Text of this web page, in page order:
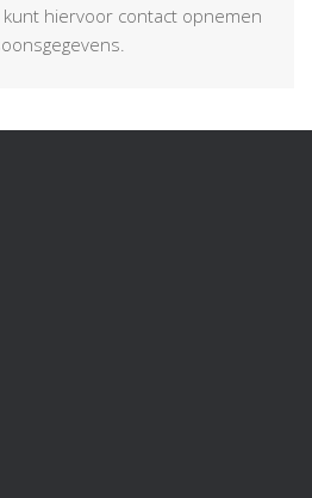
hiervoor contact opnemen